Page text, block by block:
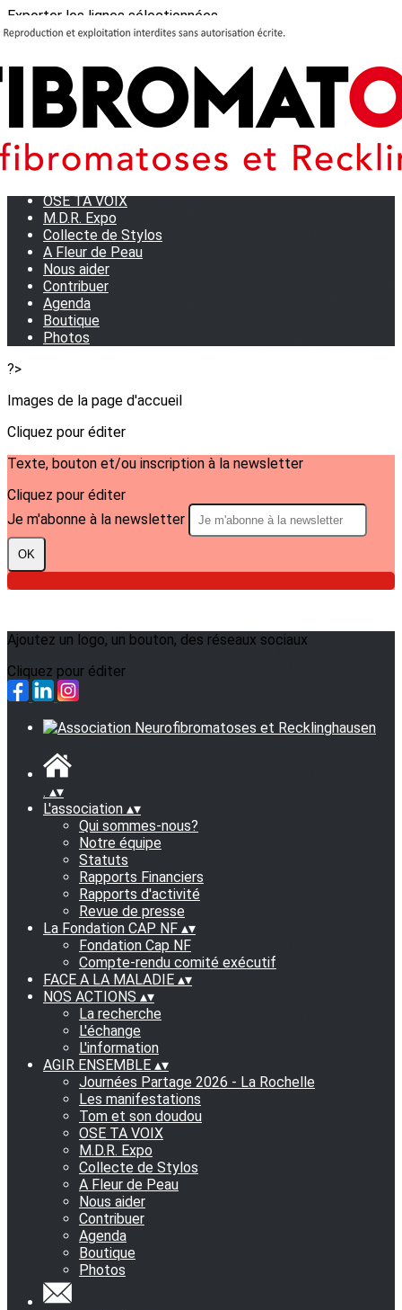
Exporter les lignes sélectionnées
Exporter toutes les colonnes
Journées Partage 2026 - La Rochelle
Les manifestations
OSE TA VOIX
M.D.R. Expo
Collecte de Stylos
A Fleur de Peau
Nous aider
Contribuer
Agenda
Boutique
Photos
?>
Images de la page d'accueil
Cliquez pour éditer
Texte, bouton et/ou inscription à la newsletter
Cliquez pour éditer
Je m'abonne à la newsletter
OK
Ajoutez un logo, un bouton, des réseaux sociaux
Cliquez pour éditer
. ▴▾
L'association ▴▾
Qui sommes-nous?
Notre équipe
Statuts
Rapports Financiers
Rapports d'activité
Revue de presse
La Fondation CAP NF ▴▾
Fondation Cap NF
Compte-rendu comité exécutif
FACE A LA MALADIE ▴▾
NOS ACTIONS ▴▾
La recherche
L'échange
L'information
AGIR ENSEMBLE ▴▾
Journées Partage 2026 - La Rochelle
Les manifestations
Tom et son doudou
OSE TA VOIX
M.D.R. Expo
Collecte de Stylos
A Fleur de Peau
Nous aider
Contribuer
Agenda
Boutique
Photos